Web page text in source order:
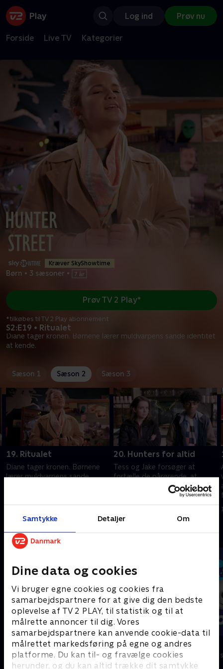
Samtykke Detaljer Om
Dine data og cookies
Vi bruger egne cookies og cookies fra
samarbejdspartnere for at give dig den bedste
oplevelse af TV 2 PLAY, til statistik og til at
målrette annoncer til dig. Vores
samarbejdspartnere kan anvende cookie-data til
målrettet markedsføring på egne og andres
platforme. Du kan til- og fravælge cookies
herunder, og du kan altid trække dit samtykke
Log ind Prøv nu
Forside Live TV Kategorier
Kræver SkyShowtime
Børn • 3 sæsoner •
S2:E19 • Ritualet
Diane tager kronen. Børnene lærer muldvarpens sande identitet
at kende.
Prøv TV 2 Play*
*tilkøbes til TV 2 Play abonnement
Sæson 1 Sæson 2 Sæson 3
19. Ritualet
Diane tager kronen. Børnene
lærer muldvarpens sande
20. Hunters for altid
Tess og Jake forsøger at
fortælle de pårørende, at
muldvarpen fabrikerede
beviser mod Erik og beviser
hans uskyld.
Andre så også
Vicke Viking
Børneserier • 1 sæsoner
Olly & Lea
Børneserier • 1